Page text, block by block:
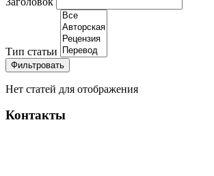
Тип статьи
Фильтровать
Нет статей для отображения
Контакты